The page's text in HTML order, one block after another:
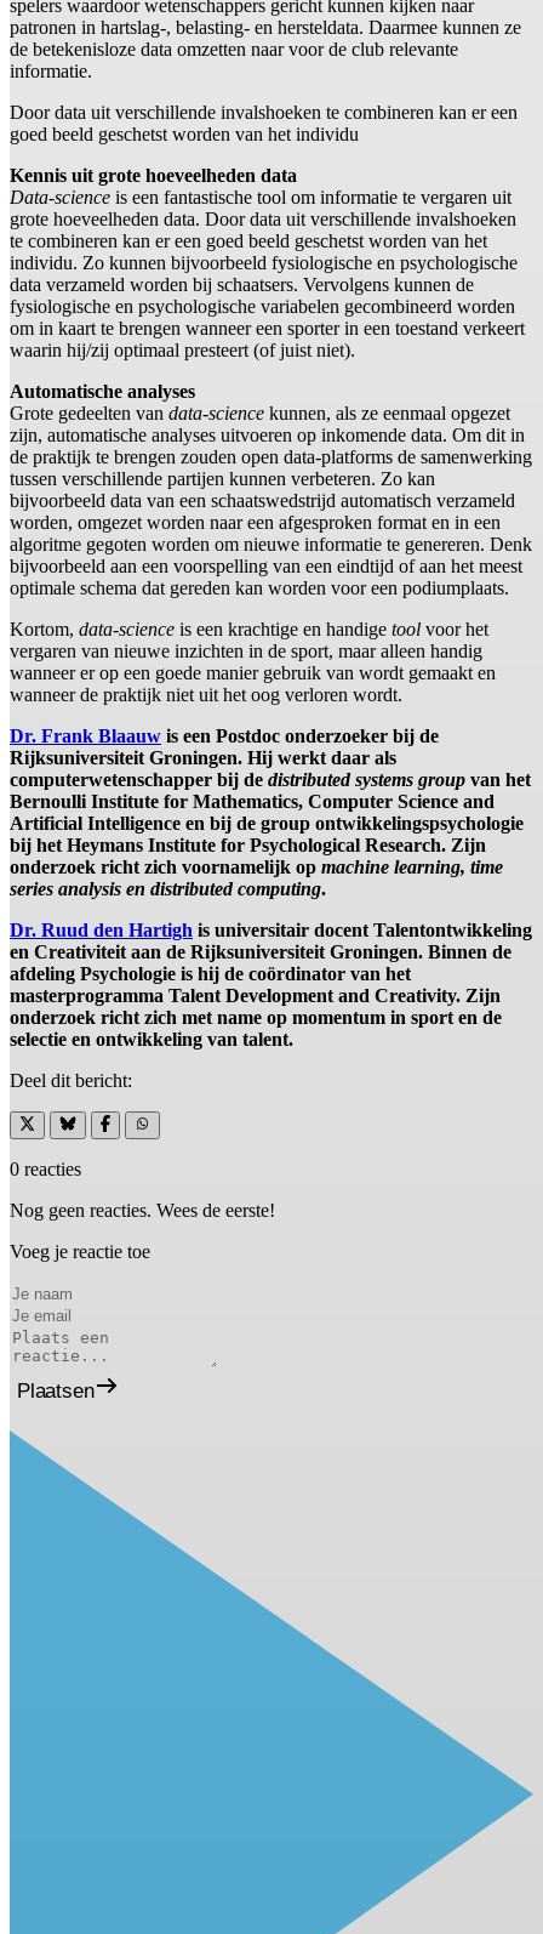
spelers waardoor wetenschappers gericht kunnen kijken naar
patronen in hartslag-, belasting- en hersteldata. Daarmee kunnen ze
de betekenisloze data omzetten naar voor de club relevante
informatie.
Door data uit verschillende invalshoeken te combineren kan er een
goed beeld geschetst worden van het individu
Kennis uit grote hoeveelheden data
Data-science is een fantastische tool om informatie te vergaren uit
grote hoeveelheden data. Door data uit verschillende invalshoeken
te combineren kan er een goed beeld geschetst worden van het
individu. Zo kunnen bijvoorbeeld fysiologische en psychologische
data verzameld worden bij schaatsers. Vervolgens kunnen de
fysiologische en psychologische variabelen gecombineerd worden
om in kaart te brengen wanneer een sporter in een toestand verkeert
waarin hij/zij optimaal presteert (of juist niet).
Automatische analyses
Grote gedeelten van data-science kunnen, als ze eenmaal opgezet
zijn, automatische analyses uitvoeren op inkomende data. Om dit in
de praktijk te brengen zouden open data-platforms de samenwerking
tussen verschillende partijen kunnen verbeteren. Zo kan
bijvoorbeeld data van een schaatswedstrijd automatisch verzameld
worden, omgezet worden naar een afgesproken format en in een
algoritme gegoten worden om nieuwe informatie te genereren. Denk
bijvoorbeeld aan een voorspelling van een eindtijd of aan het meest
optimale schema dat gereden kan worden voor een podiumplaats.
Kortom, data-science is een krachtige en handige tool voor het
vergaren van nieuwe inzichten in de sport, maar alleen handig
wanneer er op een goede manier gebruik van wordt gemaakt en
wanneer de praktijk niet uit het oog verloren wordt.
Dr. Frank Blaauw is een Postdoc onderzoeker bij de
Rijksuniversiteit Groningen. Hij werkt daar als
computerwetenschapper bij de distributed systems group van het
Bernoulli Institute for Mathematics, Computer Science and
Artificial Intelligence en bij de group ontwikkelingspsychologie
bij het Heymans Institute for Psychological Research. Zijn
onderzoek richt zich voornamelijk op machine learning, time
series analysis en distributed computing.
Dr. Ruud den Hartigh is universitair docent Talentontwikkeling
en Creativiteit aan de Rijksuniversiteit Groningen. Binnen de
afdeling Psychologie is hij de coördinator van het
masterprogramma Talent Development and Creativity. Zijn
onderzoek richt zich met name op momentum in sport en de
selectie en ontwikkeling van talent.
Deel dit bericht:
0 reacties
Nog geen reacties. Wees de eerste!
Voeg je reactie toe
Plaatsen